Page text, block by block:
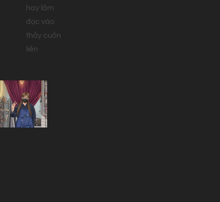
hay lắm
đọc vào
thấy cuốn
liền